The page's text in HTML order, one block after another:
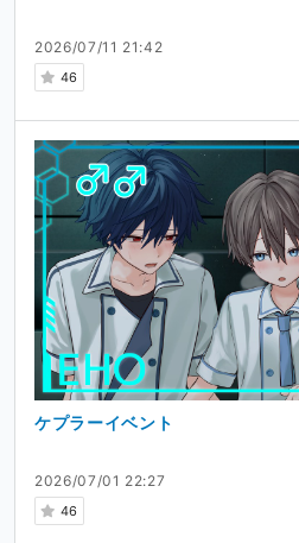
2026/07/11 21:42
46
2026/07/01 22:27
46
ケプラーイベント